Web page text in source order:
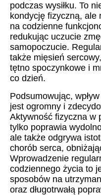
podczas wysiłku. To
kondycję fizyczną, ale
na codzienne
redukując uczucie
samopoczucie.
także mięsień
tętno spoczynkowe i
co dzień.
Podsumowując,
jest ogromny i
Aktywność fizyczna w
tylko poprawia
ale także odgrywa
chorób serca,
Wprowadzenie
codziennego życia to
sposobów na
oraz długotrwałą